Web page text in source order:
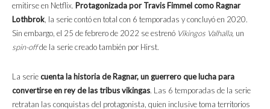
emitirse en Netflix. Protagonizada por Travis Fimmel como Ragnar
Lothbrok, la serie contó en total con 6 temporadas y concluyó en 2020.
Sin embargo, el 25 de febrero de 2022 se estrenó Vikingos Valhalla, un
spin-offde la serie creado también por Hirst.
La seriecuenta la historia de Ragnar, un guerrero que lucha para
convertirse en rey de las tribus vikingas. Las 6 temporadas de la serie
retratan las conquistas del protagonista, quien inclusive toma territorios